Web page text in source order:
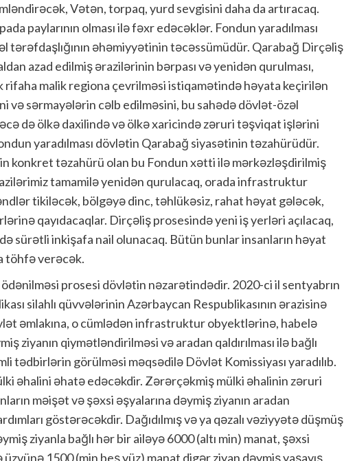
Vətən, torpaq, yurd sevgisini daha da artıracaq.
paylarının olması ilə fəxr edəcəklər. Fondun yaradılması
tərəfdaşlığının əhəmiyyətinin təcəssümüdür. Qarabağ Dirçəliş
azad edilmiş ərazilərinin bərpası və yenidən qurulması,
rifaha malik regiona çevrilməsi istiqamətində həyata keçirilən
sərmayələrin cəlb edilməsini, bu sahədə dövlət-özəl
də ölkə daxilində və ölkə xaricində zəruri təşviqat işlərini
yaradılması dövlətin Qarabağ siyasətinin təzahürüdür.
konkret təzahürü olan bu Fondun xətti ilə mərkəzləşdirilmiş
tamamilə yenidən qurulacaq, orada infrastruktur
tikiləcək, bölgəyə dinc, təhlükəsiz, rahat həyat gələcək,
qayıdacaqlar. Dirçəliş prosesində yeni iş yerləri açılacaq,
sürətli inkişafa nail olunacaq. Bütün bunlar insanların həyat
töhfə verəcək.
prosesi dövlətin nəzarətindədir. 2020-ci il sentyabrın
silahlı qüvvələrinin Azərbaycan Respublikasının ərazisinə
əmlakına, o cümlədən infrastruktur obyektlərinə, habelə
ziyanın qiymətləndirilməsi və aradan qaldırılması ilə bağlı
tədbirlərin görülməsi məqsədilə Dövlət Komissiyası yaradılıb.
əhalini əhatə edəcəkdir. Zərərçəkmiş mülki əhalinin zəruri
məişət və şəxsi əşyalarına dəymiş ziyanın aradan
göstərəcəkdir. Dağıdılmış və ya qəzalı vəziyyətə düşmüş
ziyanla bağlı hər bir ailəyə 6000 (altı min) manat, şəxsi
1500 (min beş yüz) manat digər ziyan dəymiş yaşayış